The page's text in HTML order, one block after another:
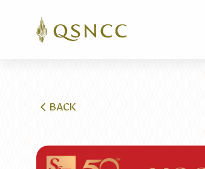
BACK